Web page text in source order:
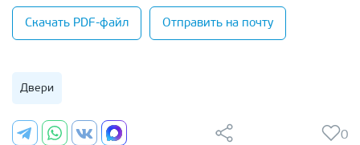
Скачать PDF-файл Отправить на почту
Двери
0